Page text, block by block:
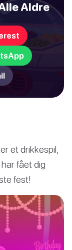
Aldre
et drikkespil,
fået dig
fest!